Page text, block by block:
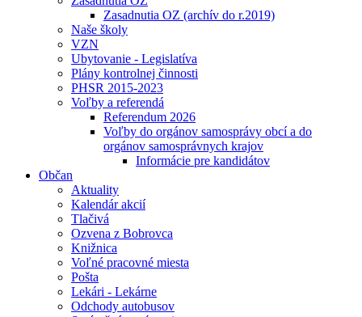
Zasadnutia OZ (archív do r.2019)
Naše školy
VZN
Ubytovanie - Legislatíva
Plány kontrolnej činnosti
PHSR 2015-2023
Voľby a referendá
Referendum 2026
Voľby do orgánov samosprávy obcí a do
orgánov samosprávnych krajov
Informácie pre kandidátov
Občan
Aktuality
Kalendár akcií
Tlačivá
Ozvena z Bobrovca
Knižnica
Voľné pracovné miesta
Pošta
Lekári - Lekárne
Odchody autobusov